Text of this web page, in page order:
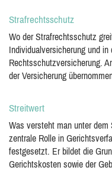
Strafrechtsschutz
Wo der Strafrechtsschutz
Individualversicherung und
Rechtsschutzversicherung.
der Versicherung
Streitwert
Was versteht man unter
zentrale Rolle in
festgesetzt. Er bildet die
Gerichtskosten sowie der